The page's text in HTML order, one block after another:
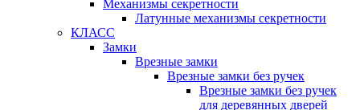
Механизмы секретности
Латунные механизмы секретности
КЛАСС
Замки
Врезные замки
Врезные замки без ручек
Врезные замки без ручек
для деревянных дверей